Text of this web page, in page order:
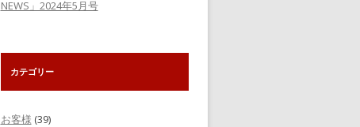
NEWS」2024年5月号
カテゴリー
お客様 (39)